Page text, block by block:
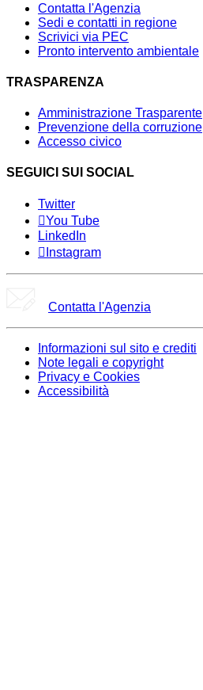
Contatta l'Agenzia
Sedi e contatti in regione
Scrivici via PEC
Pronto intervento ambientale
TRASPARENZA
Amministrazione Trasparente
Prevenzione della corruzione
Accesso civico
SEGUICI SUI SOCIAL
Twitter
You Tube
LinkedIn
Instagram
Contatta l'Agenzia
Informazioni sul sito e crediti
Note legali e copyright
Privacy e Cookies
Accessibilità